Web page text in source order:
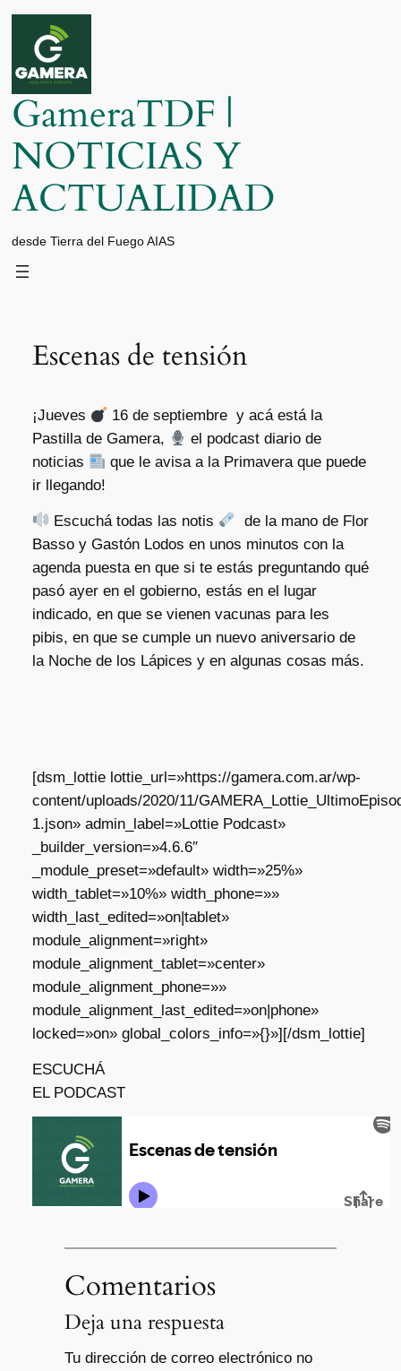
Saltar
contenido
GameraTDF |
NOTICIAS Y
ACTUALIDAD
desde Tierra del Fuego AIAS
Escenas de tensión
¡Jueves
16 de septiembre y acá está la
Pastilla de Gamera,
el podcast diario de
noticias
que le avisa a la Primavera que puede
ir llegando!
Escuchá todas las notis
de la mano de Flor
Basso y Gastón Lodos en unos minutos con la
agenda puesta en que si te estás preguntando qué
pasó ayer en el gobierno, estás en el lugar
indicado, en que se vienen vacunas para les
pibis, en que se cumple un nuevo aniversario de
la Noche de los Lápices y en algunas cosas más.
[dsm_lottie lottie_url=»https://gamera.com.ar/wp-
content/uploads/2020/11/
1.json» admin_label=»Lottie Podcast»
_builder_version=»4.6.6″
_module_preset=»default» width=»25%»
width_tablet=»10%» width_phone=»»
width_last_edited=»on|tablet»
module_alignment=»right»
module_alignment_tablet=»center»
module_alignment_phone=»»
module_alignment_last_edited=»on|phone»
locked=»on» global_colors_info=»{}»][/dsm_lottie]
ESCUCHÁ
EL PODCAST
Comentarios
Deja una respuesta
Tu dirección de correo electrónico no